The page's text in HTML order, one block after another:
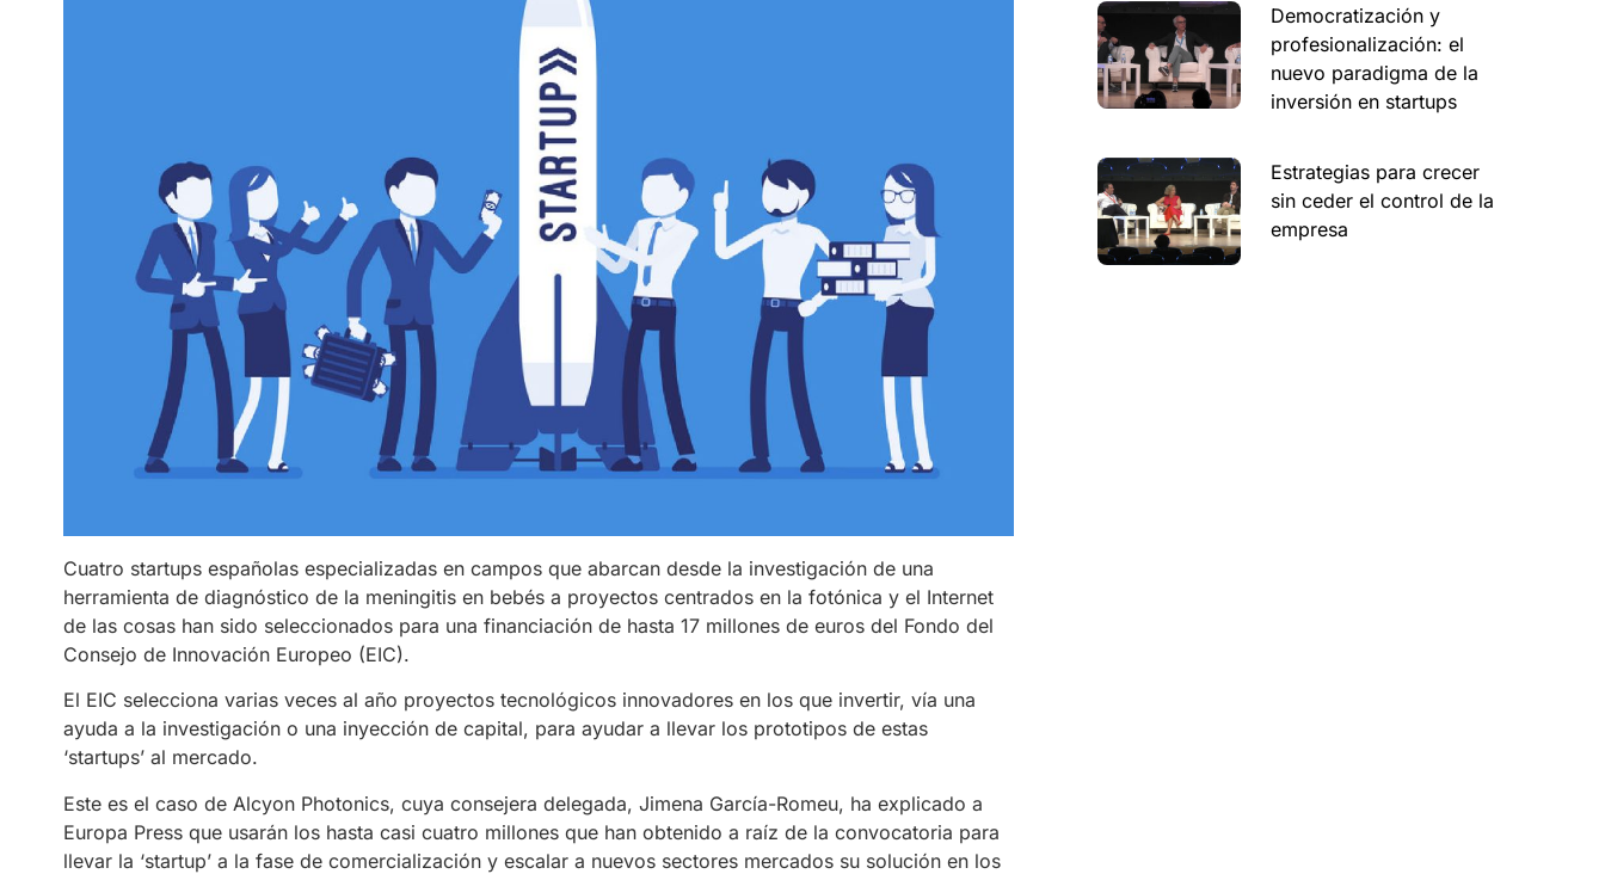
Cuatro startups españolas especializadas en campos que abarcan desde la investigación de una
herramienta de diagnóstico de la meningitis en bebés a proyectos centrados en la fotónica y el Internet
de las cosas han sido seleccionados para una financiación de hasta 17 millones de euros del Fondo del
Consejo de Innovación Europeo (EIC).
El EIC selecciona varias veces al año proyectos tecnológicos innovadores en los que invertir, vía una
ayuda a la investigación o una inyección de capital, para ayudar a llevar los prototipos de estas
‘startups’ al mercado.
Este es el caso de Alcyon Photonics, cuya consejera delegada, Jimena García-Romeu, ha explicado a
Europa Press que usarán los hasta casi cuatro millones que han obtenido a raíz de la convocatoria para
llevar la ‘startup’ a la fase de comercialización y escalar a nuevos sectores mercados su solución en los
Democratización y
profesionalización: el
nuevo paradigma de la
inversión en startups
Estrategias para crecer
sin ceder el control de la
empresa